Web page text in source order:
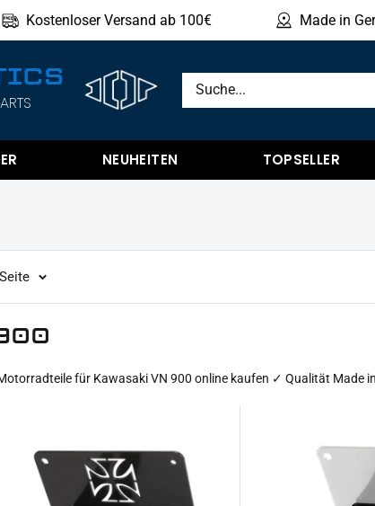
Kostenloser Versand ab 100€ Made in
NEUHEITEN TOPSELLER
für Kawasaki VN 900 online kaufen ✓ Qualität Made